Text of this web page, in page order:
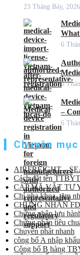
23 Tháng Bảy, 2026
6
6
–
6
Chuyên mục
AIRFREIGHT –
Cách đặt tên TTBYT
CẤP MÃ VẬT TƯ
Chỉ nha khoa, tăm
CHỨNG NHẬN
Chứng nhận lưu
Chứng nhận tiêu
Chuyển phát nhanh
công bố A nhập khẩu
Công bố B hàng